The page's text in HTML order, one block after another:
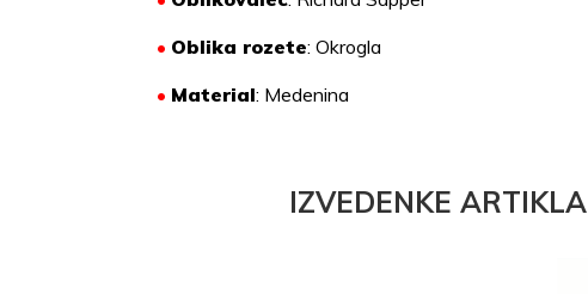
• Oblika rozete: Okrogla
• Material: Medenina
IZVEDENKE ARTIKLA